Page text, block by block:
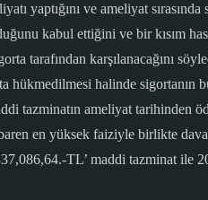
yaptığını ve ameliyat sırasında
kabul ettiğini ve bir kısım
tarafından karşılanacağını
halinde sigortanın
tazminatın ameliyat tarihinden
en yüksek faiziyle birlikte
TL’ maddi tazminat ile